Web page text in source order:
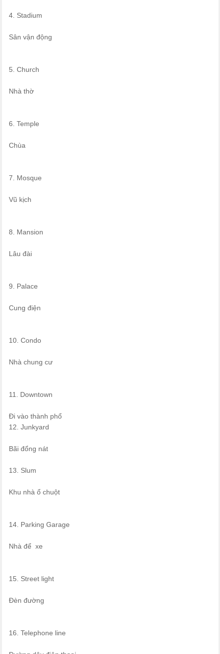
4. Stadium
Sân vận động
5. Church
Nhà thờ
6. Temple
Chùa
7. Mosque
Vũ kịch
8. Mansion
Lâu đài
9. Palace
Cung điện
10. Condo
Nhà chung cư
11. Downtown
Đi vào thành phổ
12. Junkyard
Bãi đổng nát
13. Slum
Khu nhà ổ chuột
14. Parking Garage
Nhà để xe
15. Street light
Đèn đường
16. Telephone line